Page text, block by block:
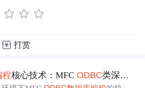
打赏
程核心技术：MFC ODBC类深度解析与实战优化